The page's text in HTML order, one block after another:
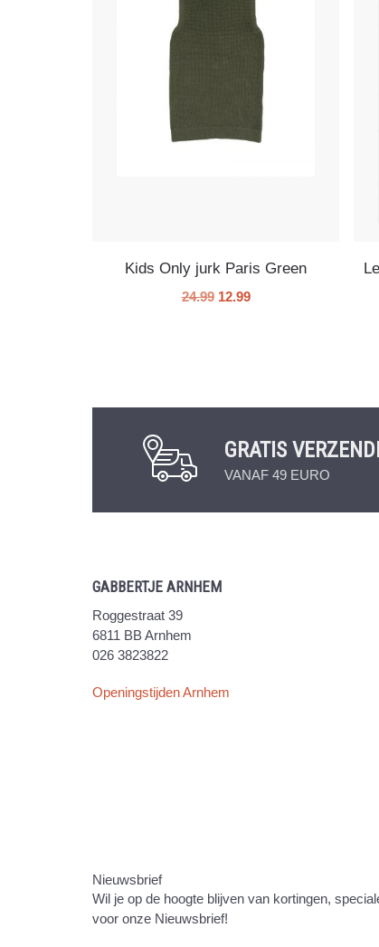
Kids Only jurk Paris Green
24.99 12.99
GRATIS
VANAF 49 EURO
GABBERTJE ARNHEM
Roggestraat 39
6811 BB Arnhem
026 3823822
Openingstijden Arnhem
Nieuwsbrief
Wil je op de hoogte blijven van kortingen,
voor onze Nieuwsbrief!